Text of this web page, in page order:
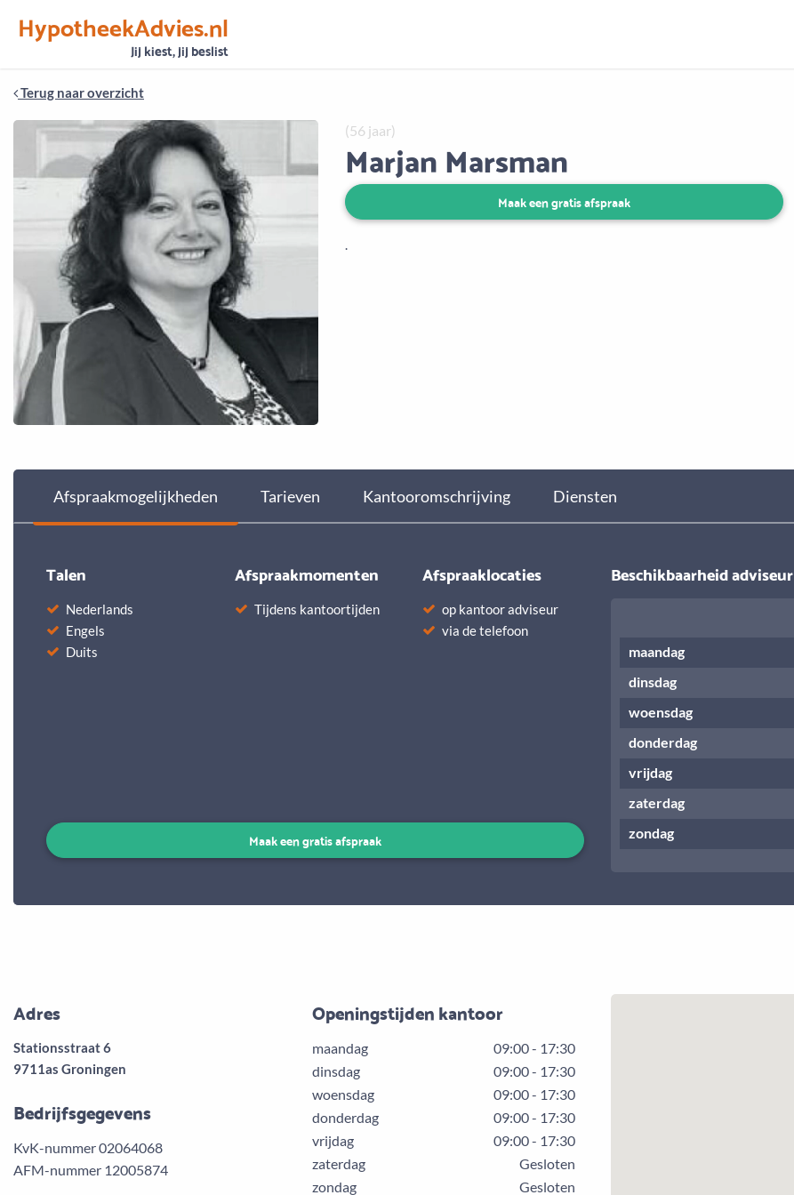
HypotheekAdvies.nl
Jij kiest, jij beslist
VertrouwenAlle basisgegevens zijn gecontroleerd
Terug naar overzicht
(56 jaar)
Marjan Marsman
Maak een gratis afspraak
.
Afspraakmogelijkheden Tarieven Kantooromschrijving Diensten
Talen
Nederlands
Engels
Duits
Afspraakmomenten
Tijdens kantoortijden
Afspraaklocaties
op kantoor adviseur
via de telefoon
Maak een gratis afspraak
Beschikbaarheid adviseur
maandag
dinsdag
woensdag
donderdag
vrijdag
zaterdag
zondag
Adres
Stationsstraat 6
9711as Groningen
Bedrijfsgegevens
KvK-nummer 02064068
AFM-nummer 12005874
Openingstijden kantoor
maandag
09:00 - 17:30
dinsdag
09:00 - 17:30
woensdag
09:00 - 17:30
donderdag
09:00 - 17:30
vrijdag
09:00 - 17:30
zaterdag
Gesloten
zondag
Gesloten